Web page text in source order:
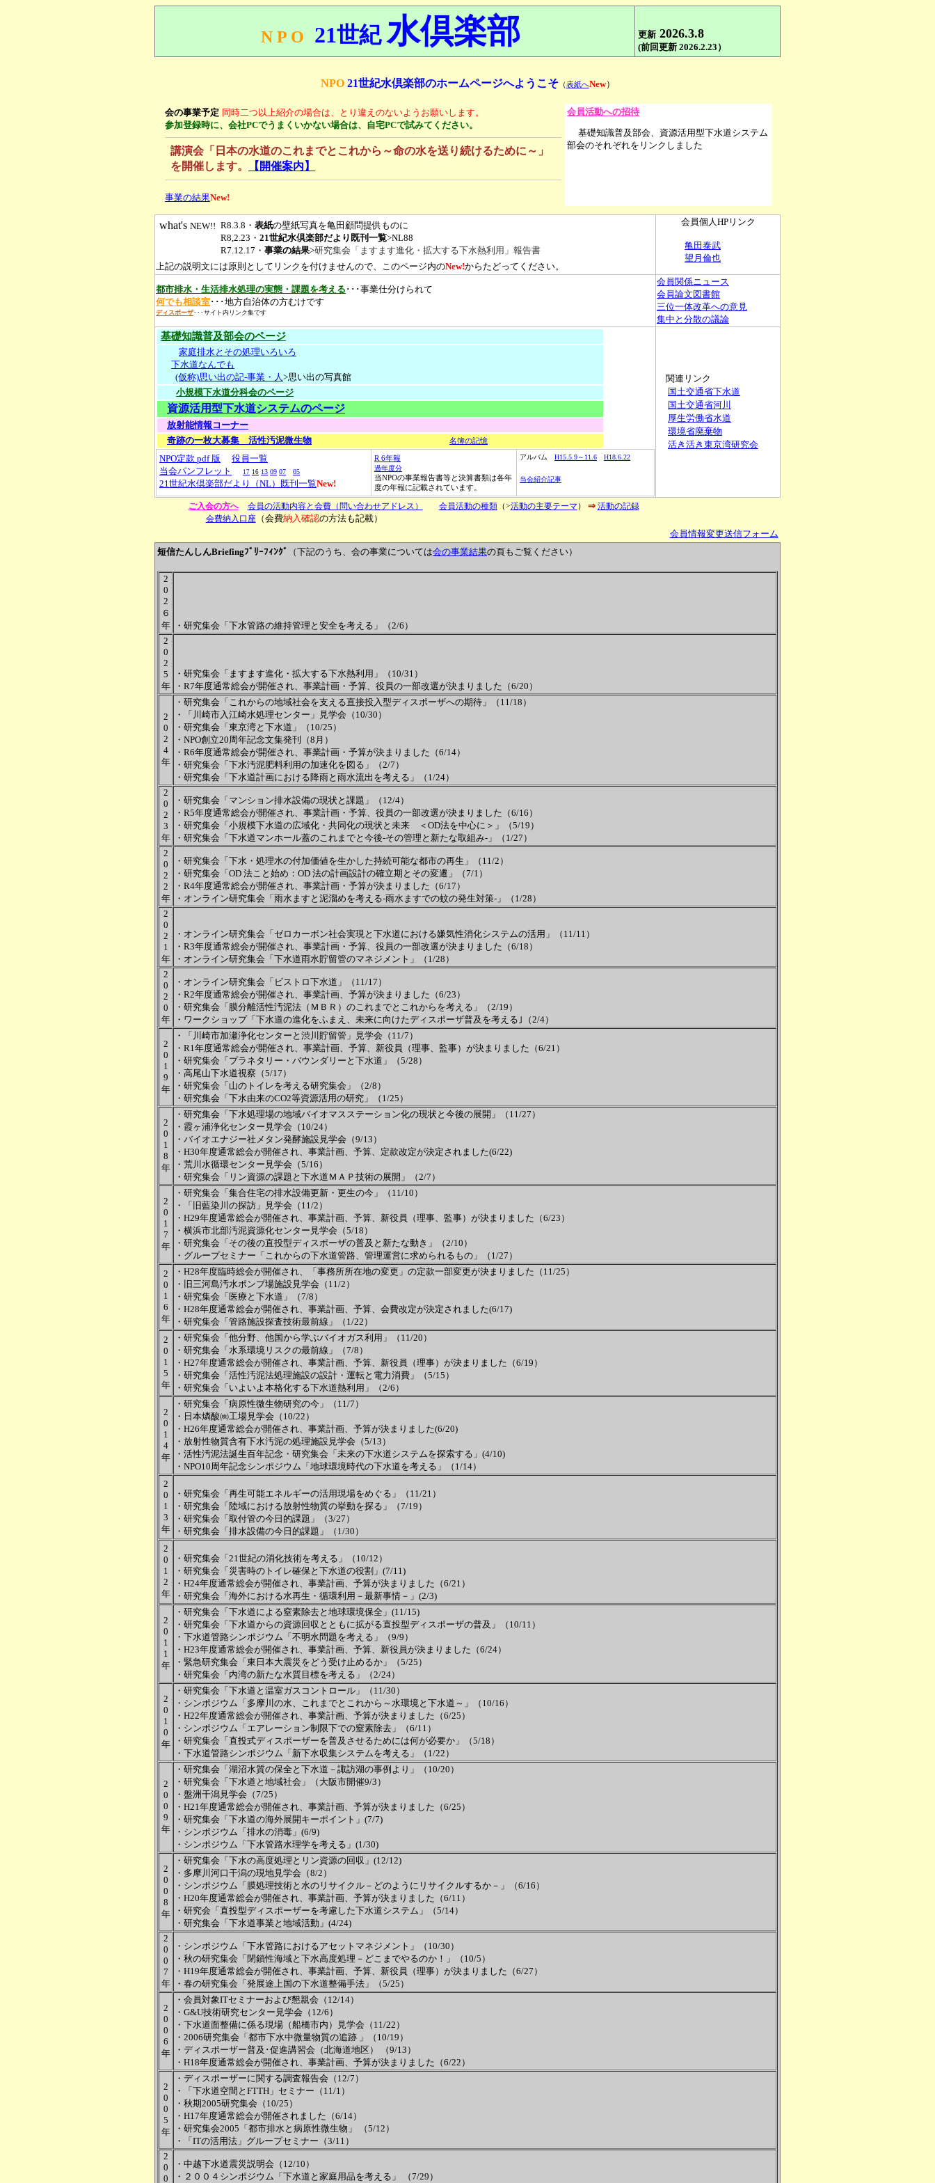
N P O 21世紀水倶楽部 更新 2026.3.8
(前回更新 2026.2.23）
NPO21世紀水倶楽部のホームページへようこそ（表紙へNew）
会の事業予定 同時二つ以上紹介の場合は、とり違えのないようお願いします。
参加登録時に、会社PCでうまくいかない場合は、自宅PCで試みてください。
講演会「日本の水道のこれまでとこれから～命の水を送り続けるために～」
を開催します。
【開催案内】
会員活動への招待
基礎知識普及部会、資源活用型下水道システム
部会のそれぞれをリンクしました
事業の結果New!
what's NEW!! R8.3.8・ 表紙の壁紙写真を亀田顧問提供ものに
R8,2.23・ 21世紀水倶楽部だより既刊一覧>NL88
R7.12.17・ 事業の結果>研究集会「ますます進化・拡大する下水熱利用」報告書
上記の説明文には原則としてリンクを付けませんので、このページ内のNew!からたどってください。
会員個人HPリンク
亀田泰武
望月倫也
都市排水・生活排水処理の実態・課題を考える ･･･事業仕分けられて
何でも相談室･･･地方自治体の方むけです
ディスポーザ･･･サイト内リンク集です
会員関係ニュース
会員論文図書館
三位一体改革への意見
集中と分散の議論
基礎知識普及部会のページ
家庭排水とその処理いろいろ
下水道なんでも
(仮称)思い出の記-事業・人>思い出の写真館
小規模下水道分科会のページ
資源活用型下水道システムのページ
放射能情報コーナー
奇跡の一枚大募集 活性汚泥微生物
名簿の記憶
NPO定款 pdf 版
役員一覧
当会パンフレット
17 16 13 09 07 05
21世紀水倶楽部だより（NL）既刊一覧New!
R 6年報
過年度分
当NPOの事業報告書等と決算書類は各年
度の年報に記載されています。
アルバム H15.5.9～11.6 H18.6.22
当会紹介記事
関連リンク
国土交通省下水道
国土交通省河川
厚生労働省水道
環境省廃棄物
活き活き東京湾研究会
ご入会の方へ 会員の活動内容と会費（問い合わせアドレス） 会員活動の種類（>活動の主要テーマ ） ⇒ 活動の記録
会費納入口座（会費納入確認の方法も記載）
会員情報変更送信フォーム
短信たんしんBriefingﾌﾞﾘｰﾌｨﾝｸﾞ （下記のうち、会の事業については会の事業結果の頁もご覧ください）
2
0
2
６
年
・研究集会「下水管路の維持管理と安全を考える」（2/6）
2
0
2
5
年
・研究集会「ますます進化・拡大する下水熱利用」（10/31）
・ R7年度通常総会が開催され、事業計画・予算、役員の一部改選が決まりました（6/20）
2
0
2
4
年
・研究集会「これからの地域社会を支える直接投入型ディスポーザへの期待」（11/18）
・「川崎市入江崎水処理センター」見学会（10/30）
・研究集会「東京湾と下水道」（10/25）
・NPO創立20周年記念文集発刊（8月）
・ R6年度通常総会が開催され、事業計画・予算が決まりました（6/14）
・研究集会「下水汚泥肥料利用の加速化を図る」（2/7）
・研究集会「下水道計画における降雨と雨水流出を考える」（1/24）
2
0
2
3
年
・研究集会「マンション排水設備の現状と課題」（12/4）
・ R5年度通常総会が開催され、事業計画・予算、役員の一部改選が決まりました（6/16）
・研究集会「小規模下水道の広域化・共同化の現状と未来 ＜OD法を中心に＞」（5/19）
・研究集会「下水道マンホール蓋のこれまでと今後‐その管理と新たな取組み‐」
（1/27）
2
0
2
2
年
・研究集会「下水・処理水の付加価値を生かした持続可能な都市の再生」
（11/2）
・研究集会「OD 法こと始め：OD 法の計画設計の確立期とその変遷」（7/1）
・ R4年度通常総会が開催され、事業計画・予算が決まりました（6/17）
・オンライン研究集会「雨水ますと泥溜めを考える‐雨水ますでの蚊の発生対策‐」（1/28）
2
0
2
1
年
・オンライン研究集会「ゼロカーボン社会実現と下水道における嫌気性消化システムの活用」（11/11）
・ R3年度通常総会が開催され、事業計画・予算、役員の一部改選が決まりました（6/18）
・オンライン研究集会「下水道雨水貯留管のマネジメント」（1/28）
2
0
2
0
年
・オンライン研究集会「ビストロ下水道」（11/17）
・R2年度通常総会が開催され、事業計画、予算が決まりました（6/23）
・研究集会「膜分離活性汚泥法（ＭＢＲ）のこれまでとこれからを考える」（2/19）
・ワークショップ「下水道の進化をふまえ、未来に向けたディスポーザ普及を考える｣（2/4）
2
0
1
9
年
・「川崎市加瀬浄化センターと渋川貯留管」見学会（11/7）
・R1年度通常総会が開催され、事業計画、予算、新役員（理事、監事）が決まりました（6/21）
・研究集会「プラネタリー・バウンダリーと下水道」（5/28）
・高尾山下水道視察（5/17）
・研究集会「山のトイレを考える研究集会」（2/8）
・研究集会「下水由来のCO2等資源活用の研究」（1/25）
2
0
1
8
年
・研究集会「下水処理場の地域バイオマスステーション化の現状と今後の展開」（11/27）
・霞ヶ浦浄化センター見学会（10/24）
・バイオエナジー社メタン発酵施設見学会（9/13）
・H30年度通常総会が開催され、事業計画、予算、定款改定が決定されました(6/22)
・荒川水循環センター見学会（5/16）
・研究集会「リン資源の課題と下水道ＭＡＰ技術の展開」（2/7）
2
0
1
7
年
・研究集会「集合住宅の排水設備更新・更生の今」（11/10）
・「旧藍染川の探訪」見学会（11/2）
・H29年度通常総会が開催され、事業計画、予算、新役員（理事、監事）が決まりました（6/23）
・横浜市北部汚泥資源化センター見学会（5/18）
・研究集会「その後の直投型ディスポーザの普及と新たな動き」（2/10）
・グループセミナー「これからの下水道管路、管理運営に求められるもの」（1/27）
2
0
1
6
年
・H28年度臨時総会が開催され、「事務所所在地の変更」の定款一部変更が決まりました（11/25）
・旧三河島汚水ポンプ場施設見学会（11/2）
・研究集会「医療と下水道」（7/8）
・H28年度通常総会が開催され、事業計画、予算、会費改定が決定されました(6/17)
・研究集会「管路施設探査技術最前線」（1/22）
2
0
1
5
年
・研究集会「他分野、他国から学ぶバイオガス利用」（11/20）
・研究集会「水系環境リスクの最前線」（7/8）
・H27年度通常総会が開催され、事業計画、予算、新役員（理事）が決まりました（6/19）
・研究集会「活性汚泥法処理施設の設計・運転と電力消費」（5/15）
・研究集会「いよいよ本格化する下水道熱利用」（2/6）
2
0
1
4
年
・研究集会「病原性微生物研究の今」（11/7）
・日本燐酸㈱工場見学会（10/22）
・H26年度通常総会が開催され、事業計画、予算が決まりました(6/20)
・放射性物質含有下水汚泥の処理施設見学会（5/13）
・活性汚泥法誕生百年記念・研究集会「未来の下水道システムを探索する」(4/10)
・NPO10周年記念シンポジウム「地球環境時代の下水道を考える」（1/14）
2
0
1
3
年
・研究集会「再生可能エネルギーの活用現場をめぐる」（11/21）
・研究集会「陸域における放射性物質の挙動を探る」（7/19）
・研究集会「取付管の今日的課題」（3/27）
・研究集会「排水設備の今日的課題」（1/30）
2
0
1
2
年
・研究集会「21世紀の消化技術を考える」（10/12）
・研究集会「災害時のトイレ確保と下水道の役割」(7/11)
・H24年度通常総会が開催され、事業計画、予算が決まりました（6/21）
・研究集会「海外における水再生・循環利用－最新事情－」(2/3)
2
0
1
1
年
・研究集会「下水道による窒素除去と地球環境保全」(11/15)
・研究集会「下水道からの資源回収とともに拡がる直投型ディスポーザの普及」（10/11）
・下水道管路シンポジウム「不明水問題を考える」（9/9）
・H23年度通常総会が開催され、事業計画、予算、新役員が決まりました（6/24）
・緊急研究集会「東日本大震災をどう受け止めるか」（5/25）
・研究集会「内湾の新たな水質目標を考える」（2/24）
2
0
1
0
年
・研究集会「下水道と温室ガスコントロール」（11/30）
・シンポジウム「多摩川の水、これまでとこれから～水環境と下水道～」（10/16）
・H22年度通常総会が開催され、事業計画、予算が決まりました（6/25）
・シンポジウム「エアレーション制限下での窒素除去」（6/11）
・研究集会「直投式ディスポーザーを普及させるためには何が必要か」（5/18）
・下水道管路シンポジウム「新下水収集システムを考える」（1/22）
2
0
0
9
年
・研究集会「湖沼水質の保全と下水道－諏訪湖の事例より」（10/20）
・研究集会「下水道と地域社会」（大阪市開催9/3）
・盤洲干潟見学会（7/25）
・H21年度通常総会が開催され、事業計画、予算が決まりました（6/25）
・研究集会「下水道の海外展開キーポイント」(7/7)
・シンポジウム「排水の消毒」(6/9)
・シンポジウム「下水管路水理学を考える」(1/30)
2
0
0
8
年
・研究集会「下水の高度処理とリン資源の回収」(12/12)
・多摩川河口干潟の現地見学会（8/2）
・シンポジウム「膜処理技術と水のリサイクル－どのようにリサイクルするか－」（6/16）
・H20年度通常総会が開催され、事業計画、予算が決まりました（6/11）
・研究会「直投型ディスポーザーを考慮した下水道システム」（5/14）
・研究集会「下水道事業と地域活動」(4/24)
2
0
0
7
年
・シンポジウム「下水管路におけるアセットマネジメント」（10/30）
・秋の研究集会「閉鎖性海域と下水高度処理－どこまでやるのか！」（10/5）
・H19年度通常総会が開催され、事業計画、予算、新役員（理事）が決まりました（6/27）
・春の研究集会「発展途上国の下水道整備手法」（5/25）
2
0
0
6
年
・会員対象ITセミナーおよび懇親会（12/14）
・G&U技術研究センター見学会（12/6）
・下水道面整備に係る現場（船橋市内）見学会（11/22）
・2006研究集会「都市下水中微量物質の追跡 」（10/19）
・ディスポーザー普及･促進講習会（北海道地区） （9/13）
・H18年度通常総会が開催され、事業計画、予算が決まりました（6/22）
2
0
0
5
年
・ディスポーザーに関する調査報告会（12/7）
・「下水道空間とFTTH」セミナー（11/1）
・秋期2005研究集会（10/25）
・H17年度通常総会が開催されました（6/14）
・研究集会2005「都市排水と病原性微生物」 （5/12）
・「ITの活用法」グループセミナー（3/11）
2
0
0
・中越下水道震災説明会（12/10）
・２００４シンポジウム「下水道と家庭用品を考える」 （7/29）